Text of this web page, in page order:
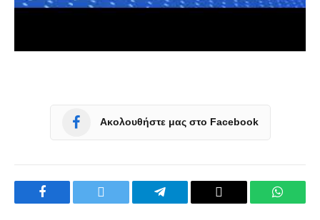
Ακολουθήστε μας στο Facebook
Facebook Twitter Telegram
Copy